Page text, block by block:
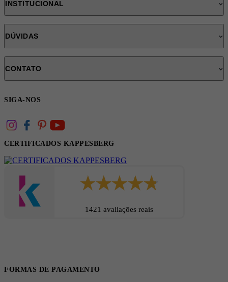
INSTITUCIONAL
DÚVIDAS
CONTATO
SIGA-NOS
CERTIFICADOS KAPPESBERG
1421 avaliações reais
FORMAS DE PAGAMENTO